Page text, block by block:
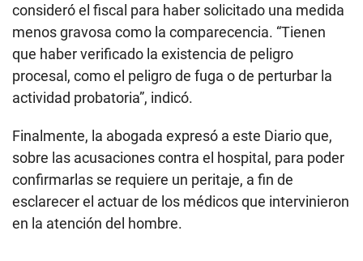
consideró el fiscal para haber solicitado una medida
menos gravosa como la comparecencia. “Tienen
que haber verificado la existencia de peligro
procesal, como el peligro de fuga o de perturbar la
actividad probatoria”, indicó.
Finalmente, la abogada expresó a este Diario que,
sobre las acusaciones contra el hospital, para poder
confirmarlas se requiere un peritaje, a fin de
esclarecer el actuar de los médicos que intervinieron
en la atención del hombre.